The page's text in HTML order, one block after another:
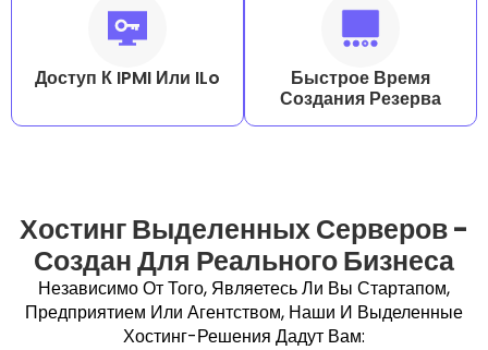
Доступ К IPMI Или ILo
Быстрое Время
Создания Резерва
Хостинг Выделенных Серверов -
Создан Для Реального Бизнеса
Независимо От Того, Являетесь Ли Вы Стартапом,
Предприятием Или Агентством, Наши И Выделенные
Хостинг-Решения Дадут Вам: